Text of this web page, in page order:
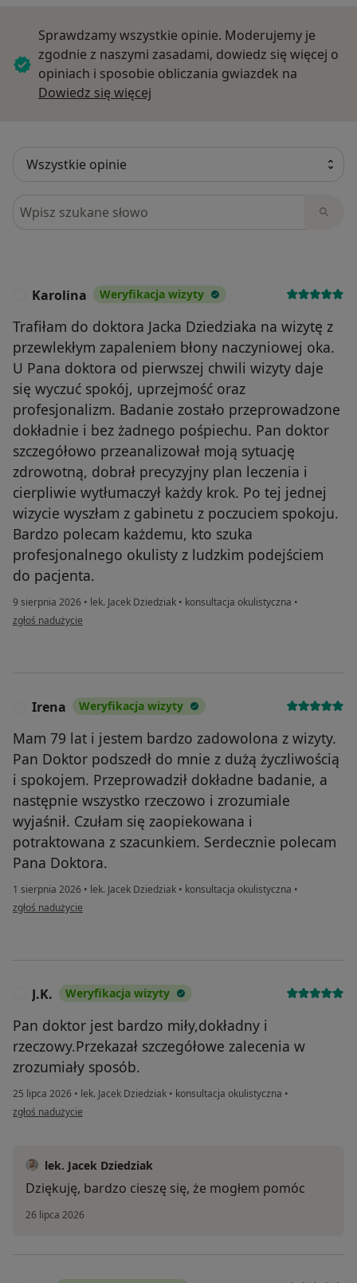
Sprawdzamy wszystkie opinie. Moderujemy je
zgodnie z naszymi zasadami, dowiedz się więcej o
opiniach i sposobie obliczania gwiazdek na
Dowiedz się więcej
Szukaj w opiniach
Karolina Weryfikacja wizyty
Trafiłam do doktora Jacka Dziedziaka na wizytę z
przewlekłym zapaleniem błony naczyniowej oka.
U Pana doktora od pierwszej chwili wizyty daje
się wyczuć spokój, uprzejmość oraz
profesjonalizm. Badanie zostało przeprowadzone
dokładnie i bez żadnego pośpiechu. Pan doktor
szczegółowo przeanalizował moją sytuację
zdrowotną, dobrał precyzyjny plan leczenia i
cierpliwie wytłumaczył każdy krok. Po tej jednej
wizycie wyszłam z gabinetu z poczuciem spokoju.
Bardzo polecam każdemu, kto szuka
profesjonalnego okulisty z ludzkim podejściem
do pacjenta.
9 sierpnia 2026 • lek. Jacek Dziedziak • konsultacja okulistyczna •
w opinii użytkownika Karolina
zgłoś nadużycie
Irena Weryfikacja wizyty
Mam 79 lat i jestem bardzo zadowolona z wizyty.
Pan Doktor podszedł do mnie z dużą życzliwością
i spokojem. Przeprowadził dokładne badanie, a
następnie wszystko rzeczowo i zrozumiale
wyjaśnił. Czułam się zaopiekowana i
potraktowana z szacunkiem. Serdecznie polecam
Pana Doktora.
1 sierpnia 2026 • lek. Jacek Dziedziak • konsultacja okulistyczna •
w opinii użytkownika Irena
zgłoś nadużycie
J.K. Weryfikacja wizyty
Pan doktor jest bardzo miły,dokładny i
rzeczowy.Przekazał szczegółowe zalecenia w
zrozumiały sposób.
25 lipca 2026 • lek. Jacek Dziedziak • konsultacja okulistyczna •
w opinii użytkownika J.K.
zgłoś nadużycie
lek. Jacek Dziedziak
Dziękuję, bardzo cieszę się, że mogłem pomóc
26 lipca 2026